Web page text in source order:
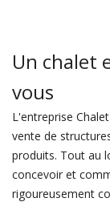
Un chalet
vous
L'entreprise
vente de
produits. Tout au
concevoir et
rigoureusement